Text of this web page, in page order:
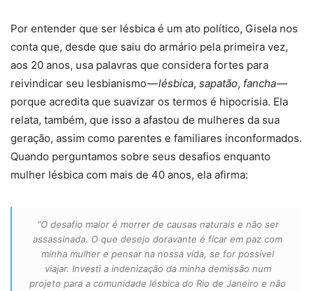
Por entender que ser lésbica é um ato político, Gisela nos
conta que, desde que saiu do armário pela primeira vez,
aos 20 anos, usa palavras que considera fortes para
reivindicar seu lesbianismo —lésbica, sapatão, fancha—
porque acredita que suavizar os termos é hipocrisia. Ela
relata, também, que isso a afastou de mulheres da sua
geração, assim como parentes e familiares inconformados.
Quando perguntamos sobre seus desafios enquanto
mulher lésbica com mais de 40 anos, ela afirma:
“O desafio maior é morrer de causas naturais e não ser
assassinada. O que desejo doravante é ficar em paz com
minha mulher e pensar na nossa vida, se for possível
viajar. Investi a indenização da minha demissão num
projeto para a comunidade lésbica do Rio de Janeiro e não